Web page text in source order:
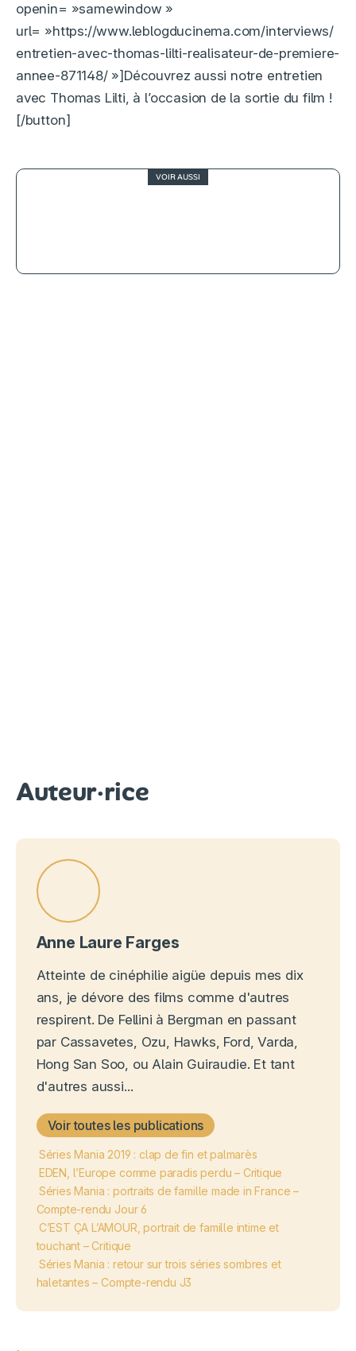
openin= »samewindow »
url= »https://www.leblogducinema.com/interviews/
entretien-avec-thomas-lilti-realisateur-de-premiere-
annee-871148/ »]Découvrez aussi notre entretien
avec Thomas Lilti, à l’occasion de la sortie du film !
[/button]
VOIR AUSSI
Auteur·rice
Anne Laure Farges
Atteinte de cinéphilie aigüe depuis mes dix
ans, je dévore des films comme d'autres
respirent. De Fellini à Bergman en passant
par Cassavetes, Ozu, Hawks, Ford, Varda,
Hong San Soo, ou Alain Guiraudie. Et tant
d'autres aussi...
Voir toutes les publications
Séries Mania 2019 : clap de fin et palmarès
EDEN, l’Europe comme paradis perdu – Critique
Séries Mania : portraits de famille made in France –
Compte-rendu Jour 6
C’EST ÇA L’AMOUR, portrait de famille intime et
touchant – Critique
Séries Mania : retour sur trois séries sombres et
haletantes – Compte-rendu J3